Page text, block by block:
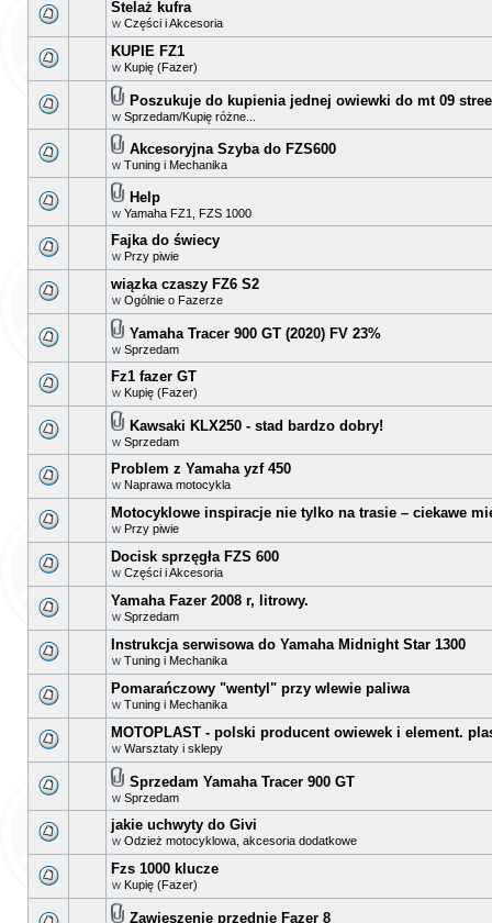
Stelaż kufra
w Części i Akcesoria
KUPIE FZ1
w Kupię (Fazer)
Poszukuje do kupienia jednej owiewki do mt 09
w Sprzedam/Kupię różne...
Akcesoryjna Szyba do FZS600
w Tuning i Mechanika
Help
w Yamaha FZ1, FZS 1000
Fajka do świecy
w Przy piwie
wiązka czaszy FZ6 S2
w Ogólnie o Fazerze
Yamaha Tracer 900 GT (2020) FV 23%
w Sprzedam
Fz1 fazer GT
w Kupię (Fazer)
Kawsaki KLX250 - stad bardzo dobry!
w Sprzedam
Problem z Yamaha yzf 450
w Naprawa motocykla
Motocyklowe inspiracje nie tylko na trasie – ciekawe
w Przy piwie
Docisk sprzęgła FZS 600
w Części i Akcesoria
Yamaha Fazer 2008 r, litrowy.
w Sprzedam
Instrukcja serwisowa do Yamaha Midnight Star 1300
w Tuning i Mechanika
Pomarańczowy "wentyl" przy wlewie paliwa
w Tuning i Mechanika
MOTOPLAST - polski producent owiewek i element.
w Warsztaty i sklepy
Sprzedam Yamaha Tracer 900 GT
w Sprzedam
jakie uchwyty do Givi
w Odzież motocyklowa, akcesoria dodatkowe
Fzs 1000 klucze
w Kupię (Fazer)
Zawieszenie przednie Fazer 8